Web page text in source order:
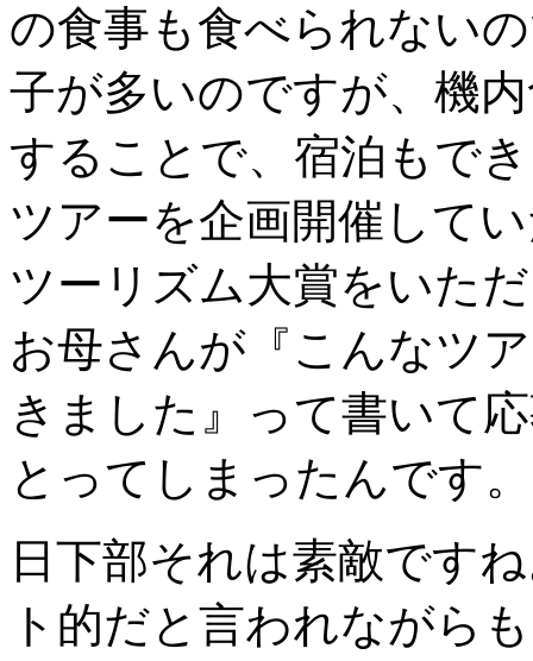
の食事も食べられない
子が多いのですが、機
することで、宿泊もで
ツアーを企画開催して
ツーリズム大賞をいた
お母さんが『こんなツ
きました』って書いて
とってしまったんです。
日下部それは素敵です
ト的だと言われながら